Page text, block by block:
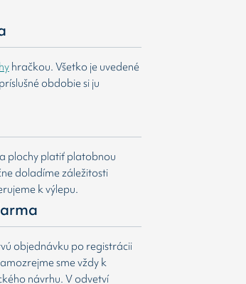
hračkou. Všetko je uvedené
obdobie si ju
plochy platiť platobnou
doladíme záležitosti
k výlepu.
objednávku po registrácii
sme vždy k
návrhu. V odvetví